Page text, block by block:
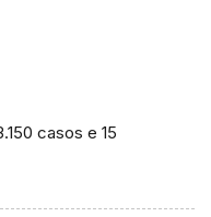
casos e 15